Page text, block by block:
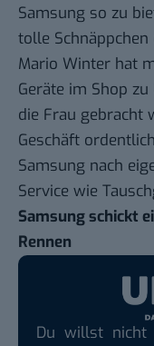
Samsung so zu
tolle
Mario Winter hat
Geräte im Shop
die Frau gebracht
Geschäft
Samsung nach
Service wie
Samsung schickt
Rennen
Du willst nicht